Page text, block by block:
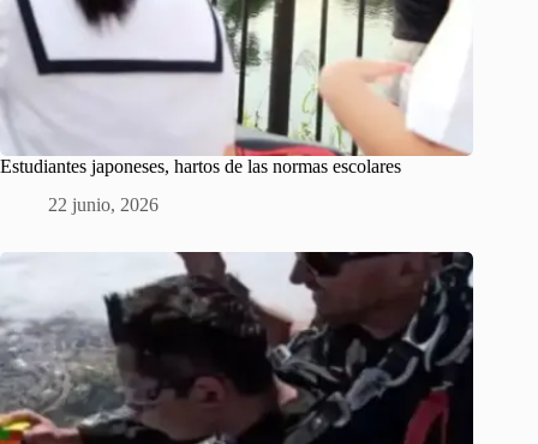
Estudiantes japoneses, hartos de las normas escolares
22 junio, 2026